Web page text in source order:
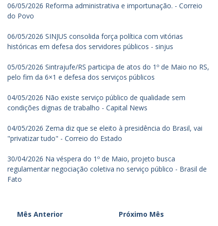
06/05/2026 Reforma administrativa e importunação. - Correio
do Povo
06/05/2026 SINJUS consolida força política com vitórias
históricas em defesa dos servidores públicos - sinjus
05/05/2026 Sintrajufe/RS participa de atos do 1º de Maio no RS,
pelo fim da 6×1 e defesa dos serviços públicos
04/05/2026 Não existe serviço público de qualidade sem
condições dignas de trabalho - Capital News
04/05/2026 Zema diz que se eleito à presidência do Brasil, vai
"privatizar tudo" - Correio do Estado
30/04/2026 Na véspera do 1º de Maio, projeto busca
regulamentar negociação coletiva no serviço público - Brasil de
Fato
Mês Anterior
Próximo Mês